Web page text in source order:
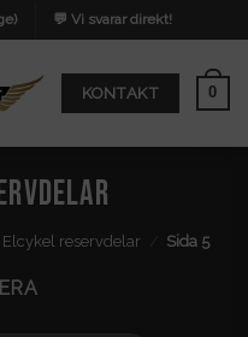
💬 Vi svarar direkt!
KONTAKT 0
Elcykel reservdelar Sida 5